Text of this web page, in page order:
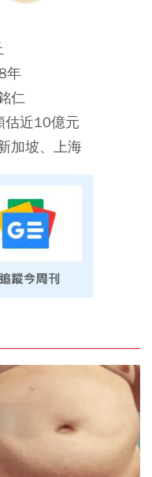
年
仁
估近10億元
加坡、上海